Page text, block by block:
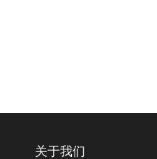
关于我们